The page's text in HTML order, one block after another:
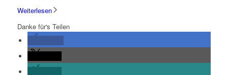
Weiterlesen
Danke für's Teilen